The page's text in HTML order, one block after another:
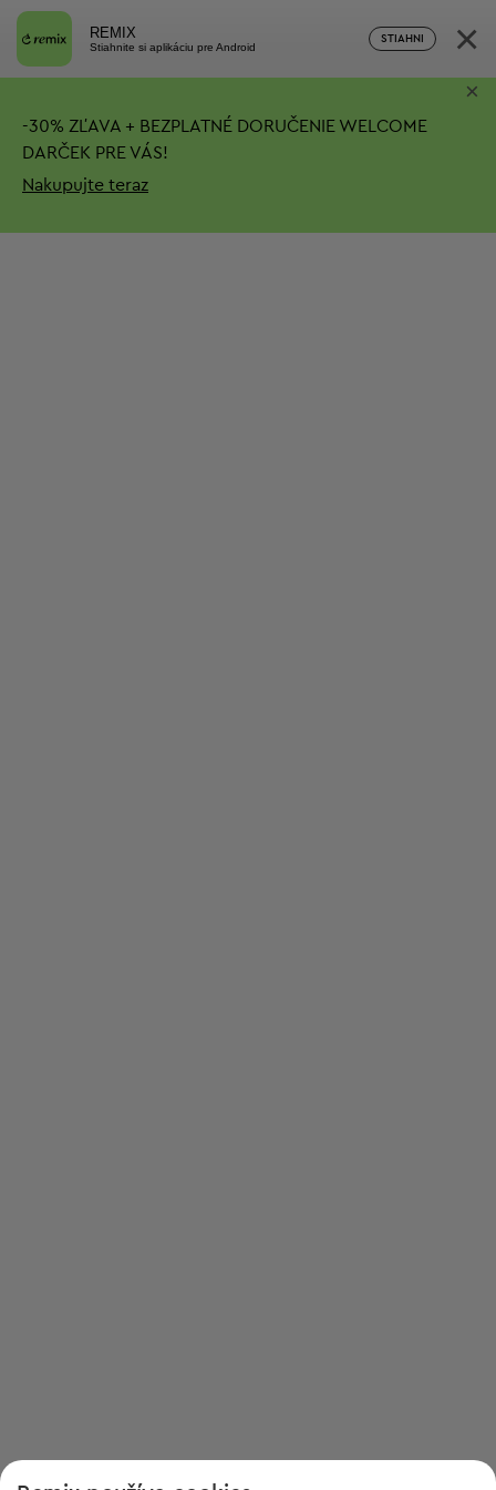
REMIX
Stiahnite si aplikáciu pre Android
STIAHNI ×
-30% ZĽAVA + BEZPLATNÉ DORUČENIE WELCOME
DARČEK PRE VÁS!
Nakupujte teraz
×